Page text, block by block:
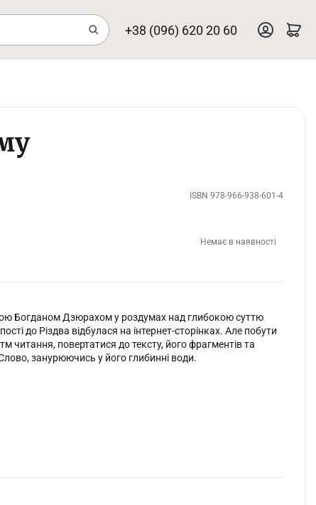
+38 (096) 620 20 60
ISBN 978-966-938-601-4
Немає в наявності
Богданом Дзюрахом у роздумах над глибокою суттю
до Різдва відбулася на інтернет-сторінках. Але побути
повертатися до тексту, його фрагментів та
занурюючись у його глибинні води.